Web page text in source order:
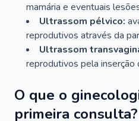
mamária e eventuais
Ultrassom pélvico:
reprodutivos através da
Ultrassom
reprodutivos pela inserção
O que o
primeira consulta?